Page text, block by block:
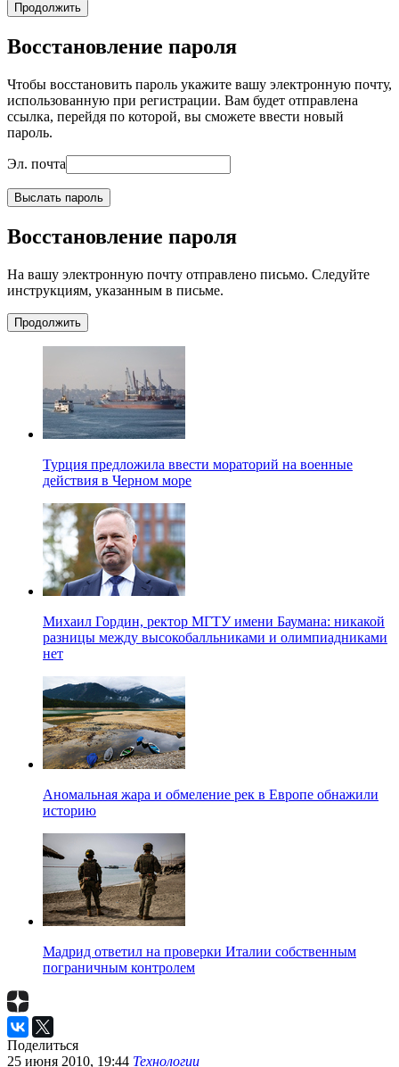
Продолжить
Восстановление пароля
Чтобы восстановить пароль укажите вашу электронную почту,
использованную при регистрации. Вам будет отправлена
ссылка, перейдя по которой, вы сможете ввести новый
пароль.
Эл. почта
Выслать пароль
Восстановление пароля
На вашу электронную почту отправлено письмо. Следуйте
инструкциям, указанным в письме.
Продолжить
Турция предложила ввести мораторий на военные
действия в Черном море
Михаил Гордин, ректор МГТУ имени Баумана: никакой
разницы между высокобалльниками и олимпиадниками
нет
Аномальная жара и обмеление рек в Европе обнажили
историю
Мадрид ответил на проверки Италии собственным
пограничным контролем
Поделиться
25 июня 2010, 19:44 Технологии